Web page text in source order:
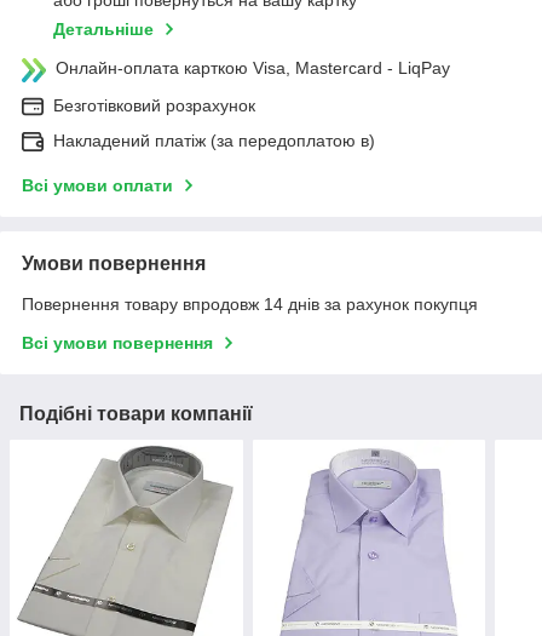
Детальніше
Онлайн-оплата карткою Visa, Mastercard - LiqPay
Безготівковий розрахунок
Накладений платіж (за передоплатою в)
Всі умови оплати
Умови повернення
Повернення товару впродовж 14 днів за рахунок покупця
Всі умови повернення
Подібні товари компанії